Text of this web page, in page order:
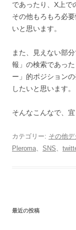
であったり、X上で
その他もろもろ必
いと思います。
また、見えない部
報」の検索であっ
ー」的ポジション
したいと思います。
そんなこんなで、宜
カテゴリー: その他
Pleroma、 SNS、
最近の投稿